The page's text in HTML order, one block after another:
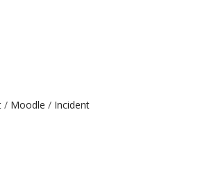
Moodle Incident